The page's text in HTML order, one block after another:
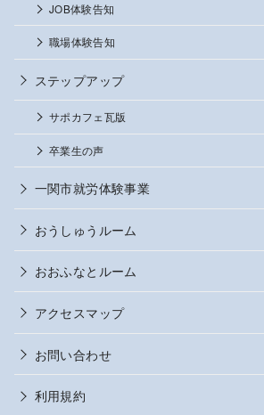
JOB体験告知
職場体験告知
ステップアップ
サポカフェ瓦版
卒業生の声
一関市就労体験事業
おうしゅうルーム
おおふなとルーム
アクセスマップ
お問い合わせ
利用規約